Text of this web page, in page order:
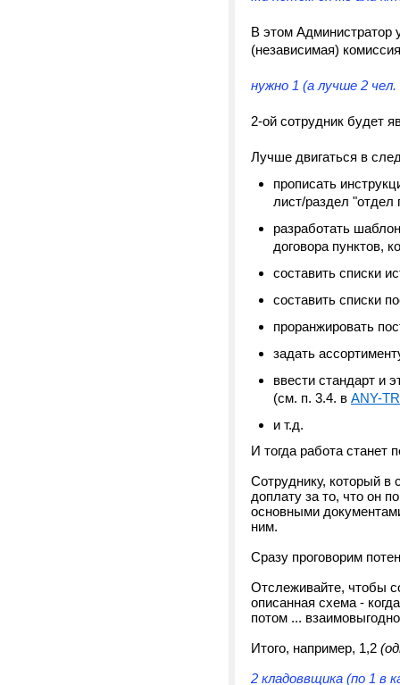
В этом Администратор
(независимая)
нужно 1 (а лучше 2
2-ой сотрудник будет
Лучше двигаться в
прописать
лист/раздел "отдел
разработать
договора пунктов,
составить списки
составить списки
проранжировать
задать
ввести стандарт и
(см. п. 3.4. в ANY-
и т.д.
И тогда работа станет
Сотруднику, который в
доплату за то, что он
основными
ним.
Сразу проговорим
Отслеживайте, чтобы
описанная схема -
потом ...
Итого, например, 1,2
2 кладоввщика (по 1 в